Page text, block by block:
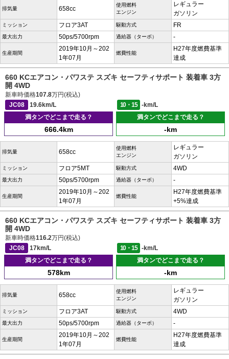
排気量 658cc
使用燃料
エンジン
レギュラー
ガソリン
ミッション フロア3AT 駆動方式 FR
最大出力 50ps/5700rpm 過給器（ターボ） -
生産期間
2019年10月～202
1年07月
燃費性能
H27年度燃費基準
達成
660 KCエアコン・パワステ スズキ セーフティサポート 装着車 3方
開 4WD
新車時価格107.8万円(税込)
JC08
19.6km/L 10・15
-km/L
満タンでどこまで走る？
666.4km
満タンでどこまで走る？
-km
排気量 658cc
使用燃料
エンジン
レギュラー
ガソリン
ミッション フロア5MT 駆動方式 4WD
最大出力 50ps/5700rpm 過給器（ターボ） -
生産期間
2019年10月～202
1年07月
燃費性能
H27年度燃費基準
+5%達成
660 KCエアコン・パワステ スズキ セーフティサポート 装着車 3方
開 4WD
新車時価格116.2万円(税込)
JC08
17km/L 10・15
-km/L
満タンでどこまで走る？
578km
満タンでどこまで走る？
-km
排気量 658cc
使用燃料
エンジン
レギュラー
ガソリン
ミッション フロア3AT 駆動方式 4WD
最大出力 50ps/5700rpm 過給器（ターボ） -
生産期間
2019年10月～202
1年07月
燃費性能
H27年度燃費基準
達成